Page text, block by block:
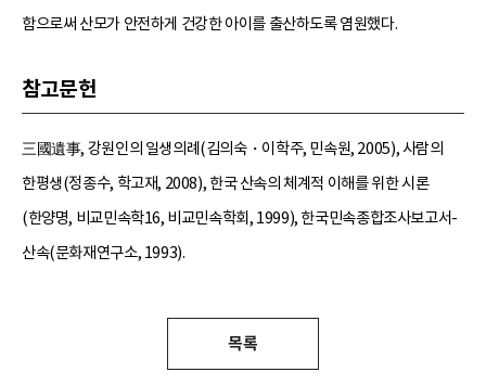
함으로써 산모가 안전하게 건강한 아이를 출산하도록 염원했다.
참고문헌
三國遺事, 강원인의 일생의례(김의숙・이학주, 민속원, 2005), 사람의
한평생(정종수, 학고재, 2008), 한국 산속의 체계적 이해를 위한 시론
(한양명, 비교민속학16, 비교민속학회, 1999), 한국민속종합조사보고서-
산속(문화재연구소, 1993).
목록